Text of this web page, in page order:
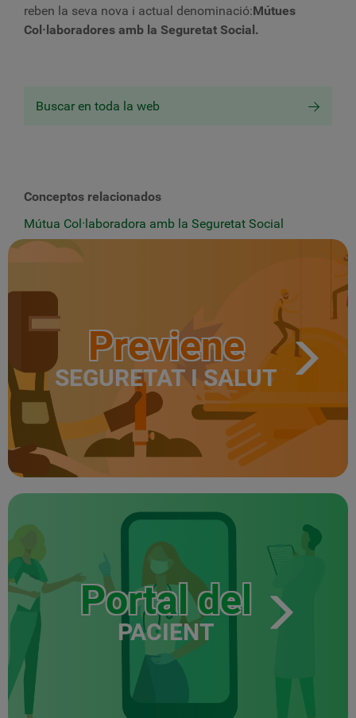
reben la seva nova i actual denominació:Mútues
Col·laboradores amb la Seguretat Social.
Buscar en toda la web
Conceptos relacionados
Mútua Col·laboradora amb la Seguretat Social
Previene
SEGURETAT I SALUT
Portal del
PACIENT